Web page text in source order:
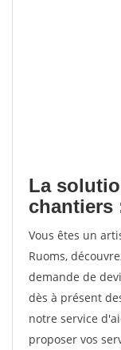
La
chantiers
Vous êtes un
Ruoms,
demande de
dès à présent
notre service
proposer vos